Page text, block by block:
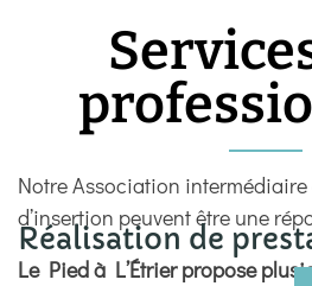
Notre Association
d’insertion peuvent être une
Réalisation de
Le Pied à L’Étrier propose